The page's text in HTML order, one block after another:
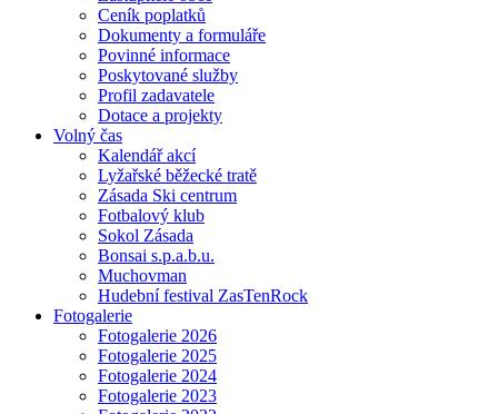
Ceník poplatků
Dokumenty a formuláře
Povinné informace
Poskytované služby
Profil zadavatele
Dotace a projekty
Volný čas
Kalendář akcí
Lyžařské běžecké tratě
Zásada Ski centrum
Fotbalový klub
Sokol Zásada
Bonsai s.p.a.b.u.
Muchovman
Hudební festival ZasTenRock
Fotogalerie
Fotogalerie 2026
Fotogalerie 2025
Fotogalerie 2024
Fotogalerie 2023